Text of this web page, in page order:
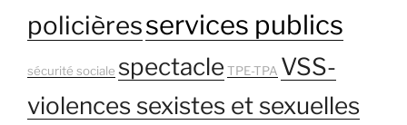
policièresservices publics
sécurité sociale spectacle TPE-TPA VSS-
violences sexistes et sexuelles